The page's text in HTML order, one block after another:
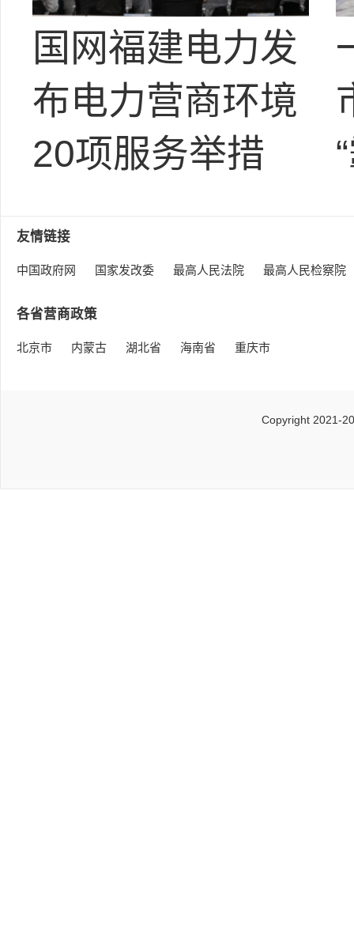
国网福建电力发
布电力营商环境
20项服务举措
友情链接
中国政府网 国家发改委 最高人民法院 最高人民检察院
各省营商政策
北京市 内蒙古 湖北省 海南省 重庆市
Copyright 2021-